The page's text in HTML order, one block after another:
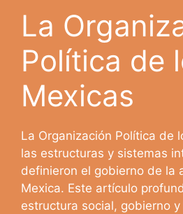
La
Política de
Mexicas
La Organización Política de
las estructuras y sistemas
definieron el gobierno de la
Mexica. Este artículo
estructura social, gobierno